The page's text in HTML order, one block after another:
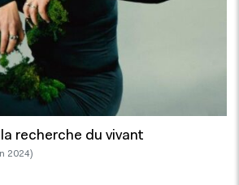
recherche du vivant
2024)